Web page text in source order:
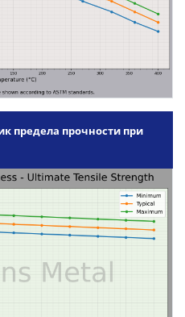
предела прочности при